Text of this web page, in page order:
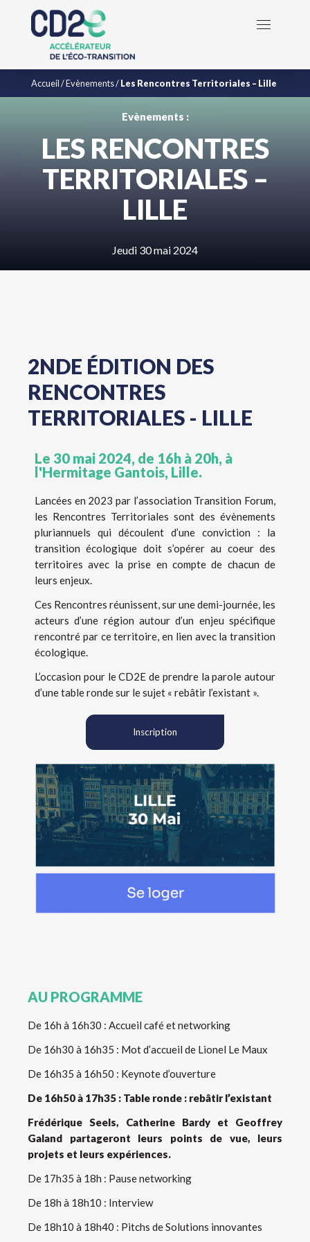
Accueil/Evènements/Les Rencontres Territoriales – Lille
Evènements :
LES RENCONTRES
TERRITORIALES –
LILLE
Jeudi 30 mai 2024
2NDE ÉDITION DES
RENCONTRES
TERRITORIALES - LILLE
Le 30 mai 2024, de 16h à 20h, à
l'Hermitage Gantois, Lille.
Lancées en 2023 par l’association Transition Forum,
les Rencontres Territoriales sont des évènements
pluriannuels qui découlent d’une conviction : la
transition écologique doit s’opérer au coeur des
territoires avec la prise en compte de chacun de
leurs enjeux.
Ces Rencontres réunissent, sur une demi-journée, les
acteurs d’une région autour d’un enjeu spécifique
rencontré par ce territoire, en lien avec la transition
écologique.
L’occasion pour le CD2E de prendre la parole autour
d’une table ronde sur le sujet « rebâtir l’existant ».
Inscription
AU PROGRAMME
De 16h à 16h30 : Accueil café et networking
De 16h30 à 16h35 : Mot d’accueil de Lionel Le Maux
De 16h35 à 16h50 : Keynote d’ouverture
De 16h50 à 17h35 : Table ronde : rebâtir l’existant
Frédérique Seels, Catherine Bardy et Geoffrey
Galand partageront leurs points de vue, leurs
projets et leurs expériences.
De 17h35 à 18h : Pause networking
De 18h à 18h10 : Interview
De 18h10 à 18h40 : Pitchs de Solutions innovantes